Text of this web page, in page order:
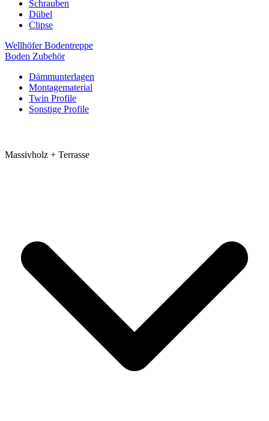
Schrauben
Dübel
Clipse
Wellhöfer Bodentreppe
Boden Zubehör
Dämmunterlagen
Montagematerial
Twin Profile
Sonstige Profile
Massivholz + Terrasse